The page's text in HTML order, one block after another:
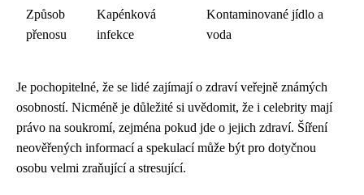
Způsob
přenosu
Kapénková
infekce
Kontaminované jídlo a
voda
Je pochopitelné, že se lidé zajímají o zdraví veřejně známých
osobností. Nicméně je důležité si uvědomit, že i celebrity mají
právo na soukromí, zejména pokud jde o jejich zdraví. Šíření
neověřených informací a spekulací může být pro dotyčnou
osobu velmi zraňující a stresující.